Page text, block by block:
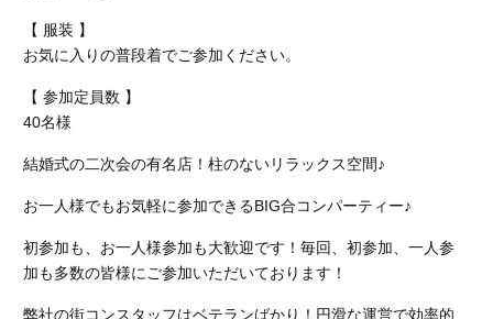
【 服装 】
お気に入りの普段着でご参加ください。
【 参加定員数 】
40名様
結婚式の二次会の有名店！柱のないリラックス空間♪
お一人様でもお気軽に参加できるBIG合コンパーティー♪
初参加も、お一人様参加も大歓迎です！毎回、初参加、一人参
加も多数の皆様にご参加いただいております！
弊社の街コンスタッフはベテランばかり！円滑な運営で効率的